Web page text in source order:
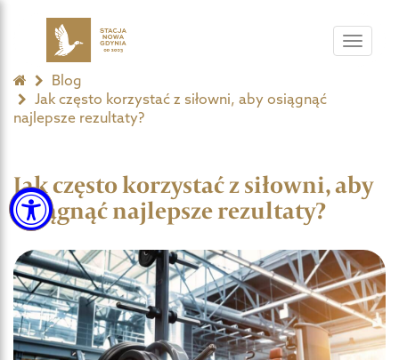
Toggle
Blog
Jak często korzystać z siłowni, aby osiągnąć
najlepsze rezultaty?
Jak często korzystać z siłowni, aby
osiągnąć najlepsze rezultaty?